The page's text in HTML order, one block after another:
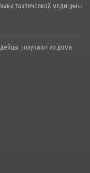
тактической медицины
получают из дома